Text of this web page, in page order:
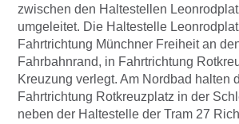
zwischen den Haltestellen
umgeleitet. Die Haltestelle
Fahrtrichtung Münchner Freiheit an
Fahrbahnrand, in Fahrtrichtung
Kreuzung verlegt. Am Nordbad halten
Fahrtrichtung Rotkreuzplatz in der
neben der Haltestelle der Tram 27